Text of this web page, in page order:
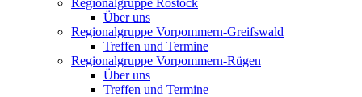
Regionalgruppe Rostock
Über uns
Regionalgruppe Vorpommern-Greifswald
Treffen und Termine
Regionalgruppe Vorpommern-Rügen
Über uns
Treffen und Termine